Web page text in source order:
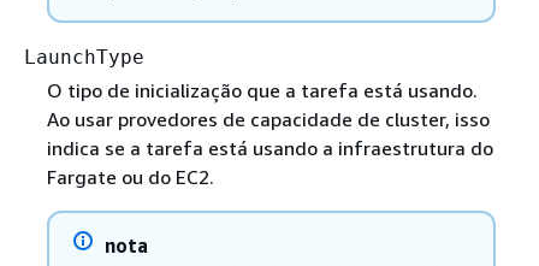
LaunchType
O tipo de inicialização que a tarefa está usando.
Ao usar provedores de capacidade de cluster, isso
indica se a tarefa está usando a infraestrutura do
Fargate ou do EC2.
nota